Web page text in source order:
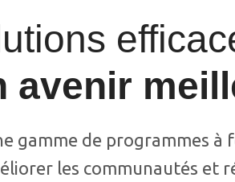
avenir
gamme de programmes à
les communautés et